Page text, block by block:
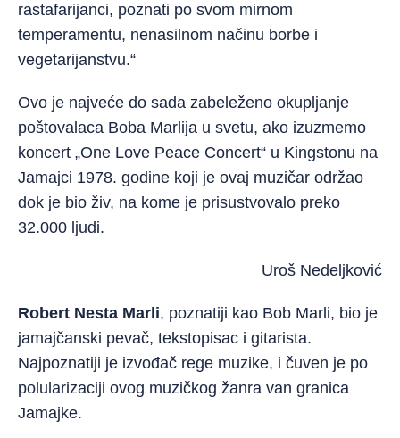
rastafarijanci, poznati po svom mirnom
temperamentu, nenasilnom načinu borbe i
vegetarijanstvu.“
Ovo je najveće do sada zabeleženo okupljanje
poštovalaca Boba Marlija u svetu, ako izuzmemo
koncert „One Love Peace Concert“ u Kingstonu na
Jamajci 1978. godine koji je ovaj muzičar održao
dok je bio živ, na kome je prisustvovalo preko
32.000 ljudi.
Uroš Nedeljković
Robert Nesta Marli, poznatiji kao Bob Marli, bio je
jamajčanski pevač, tekstopisac i gitarista.
Najpoznatiji je izvođač rege muzike, i čuven je po
polularizaciji ovog muzičkog žanra van granica
Jamajke.